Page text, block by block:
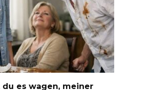
du es wagen, meiner